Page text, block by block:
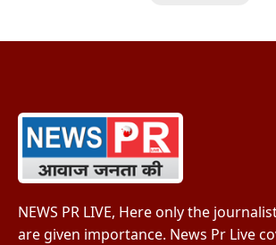
NEWS PR LIVE, Here only the
are given importance. News Pr Live